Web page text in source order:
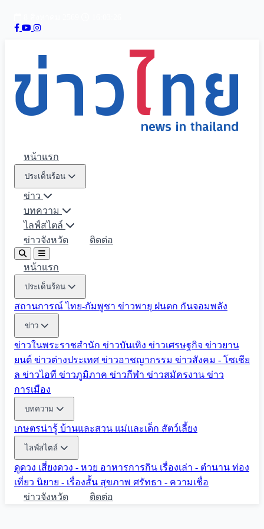
หน้าแรก
ประเด็นร้อน
ข่าว
บทความ
ไลฟ์สไตล์
ข่าวจังหวัด
ติดต่อ
หน้าแรก
ประเด็นร้อน
สถานการณ์ ไทย-กัมพูชา ข่าวพายุ ฝนตก กันจอมพลัง
ข่าว
ข่าวในพระราชสำนัก ข่าวบันเทิง ข่าวเศรษฐกิจ ข่าวยาน
ยนต์ ข่าวต่างประเทศ ข่าวอาชญากรรม ข่าวสังคม - โซเชีย
ล ข่าวไอที ข่าวภูมิภาค ข่าวกีฬา ข่าวสมัครงาน ข่าว
การเมือง
บทความ
เกษตรน่ารู้ บ้านและสวน แม่และเด็ก สัตว์เลี้ยง
ไลฟ์สไตล์
ดูดวง เสี่ยงดวง - หวย อาหารการกิน เรื่องเล่า - ตำนาน ท่อง
เที่ยว นิยาย - เรื่องสั้น สุขภาพ ศรัทธา - ความเชื่อ
ข่าวจังหวัด
ติดต่อ